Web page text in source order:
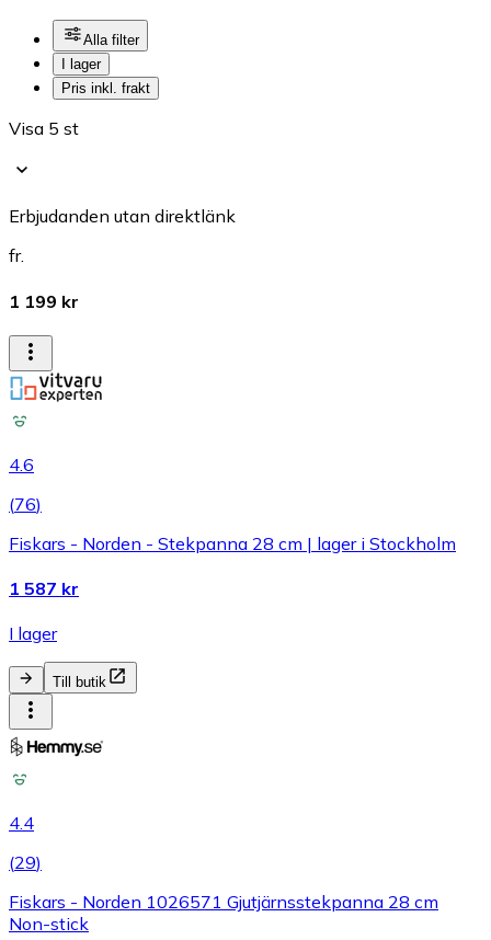
Alla filter
I lager
Pris inkl. frakt
Visa 5 st
Erbjudanden utan direktlänk
fr.
1 199 kr
4.6
(76)
Fiskars - Norden - Stekpanna 28 cm | lager i Stockholm
1 587 kr
I lager
Till butik
4.4
(29)
Fiskars - Norden 1026571 Gjutjärnsstekpanna 28 cm
Non-stick